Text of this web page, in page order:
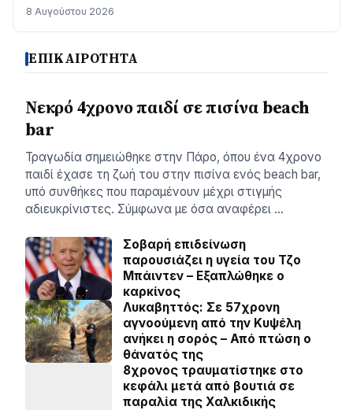
8 Αυγούστου 2026
ΕΠΙΚΑΙΡΟΤΗΤΑ
Νεκρό 4χρονο παιδί σε πισίνα beach
bar
Τραγωδία σημειώθηκε στην Πάρο, όπου ένα 4χρονο
παιδί έχασε τη ζωή του στην πισίνα ενός beach bar,
υπό συνθήκες που παραμένουν μέχρι στιγμής
αδιευκρίνιστες. Σύμφωνα με όσα αναφέρει …
Σοβαρή επιδείνωση
παρουσιάζει η υγεία του Τζο
Μπάιντεν – Εξαπλώθηκε ο
καρκίνος
Λυκαβηττός: Σε 57χρονη
αγνοούμενη από την Κυψέλη
ανήκει η σορός – Από πτώση ο
θάνατός της
8χρονος τραυματίστηκε στο
κεφάλι μετά από βουτιά σε
παραλία της Χαλκιδικής